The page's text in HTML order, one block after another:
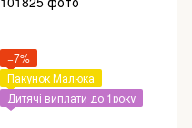
−7%
Пакунок Малюка
Дитячі виплати до 1року